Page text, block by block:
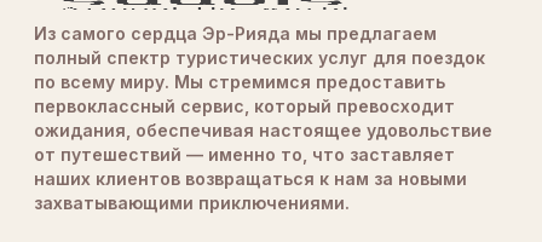
Из самого сердца Эр-Рияда мы предлагаем
полный спектр туристических услуг для поездок
по всему миру. Мы стремимся предоставить
первоклассный сервис, который превосходит
ожидания, обеспечивая настоящее удовольствие
от путешествий — именно то, что заставляет
наших клиентов возвращаться к нам за новыми
захватывающими приключениями.